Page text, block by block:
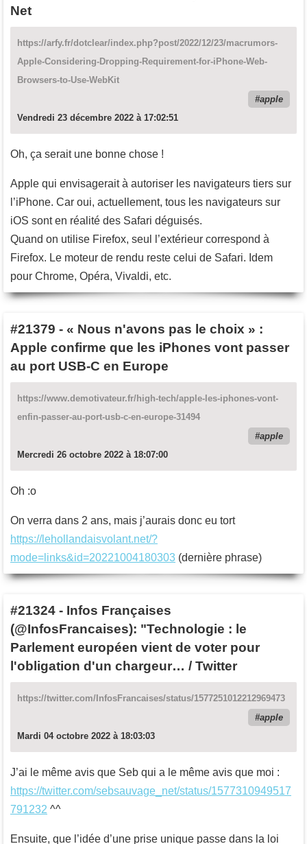
Net
https://arfy.fr/dotclear/index.php?post/2022/12/23/macrumors-
Apple-Considering-Dropping-Requirement-for-iPhone-Web-
Browsers-to-Use-WebKit
apple
Vendredi 23 décembre 2022 à 17:02:51
Oh, ça serait une bonne chose !
Apple qui envisagerait à autoriser les navigateurs tiers sur
l’iPhone. Car oui, actuellement, tous les navigateurs sur
iOS sont en réalité des Safari déguisés.
Quand on utilise Firefox, seul l’extérieur correspond à
Firefox. Le moteur de rendu reste celui de Safari. Idem
pour Chrome, Opéra, Vivaldi, etc.
#21379 - « Nous n'avons pas le choix » :
Apple confirme que les iPhones vont passer
au port USB-C en Europe
https://www.demotivateur.fr/high-tech/apple-les-iphones-vont-
enfin-passer-au-port-usb-c-en-europe-31494
apple
Mercredi 26 octobre 2022 à 18:07:00
Oh :o
On verra dans 2 ans, mais j’aurais donc eu tort
https://lehollandaisvolant.net/?
mode=links&id=20221004180303 (dernière phrase)
#21324 - Infos Françaises
(@InfosFrancaises): "Technologie : le
Parlement européen vient de voter pour
l'obligation d'un chargeur… / Twitter
https://twitter.com/InfosFrancaises/status/1577251012212969473
apple
Mardi 04 octobre 2022 à 18:03:03
J’ai le même avis que Seb qui a le même avis que moi :
https://twitter.com/sebsauvage_net/status/1577310949517
791232 ^^
Ensuite, que l’idée d’une prise unique passe dans la loi